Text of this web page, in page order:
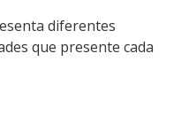
diferentes
que presente cada